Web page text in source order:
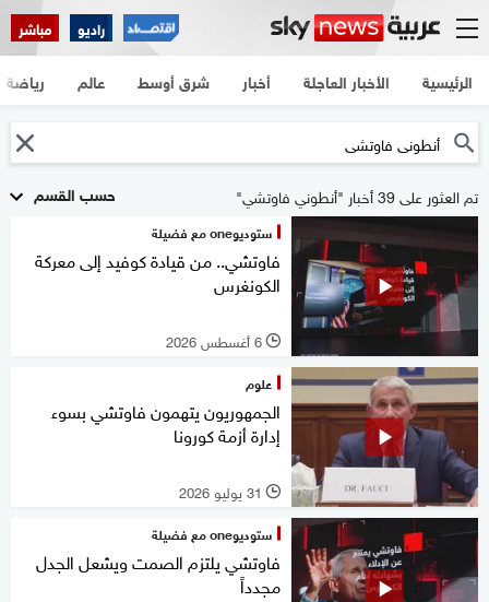
راديو مباشر
الرئيسية الأخبار العاجلة أخبار شرق أوسط عالم رياضة
حسب القسم تم العثور على 39 أخبار "أنطوني فاوتشي"
ستوديوone مع فضيلة
فاوتشي.. من قيادة كوفيد إلى معركة
الكونغرس
l 6 أغسطس 2026
علوم
الجمهوريون يتهمون فاوتشي بسوء
إدارة أزمة كورونا
l 31 يوليو 2026
ستوديوone مع فضيلة
فاوتشي يلتزم الصمت ويشعل الجدل
مجدداً